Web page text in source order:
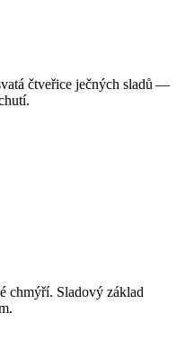
čtveřice ječných sladů —
chmýří. Sladový základ